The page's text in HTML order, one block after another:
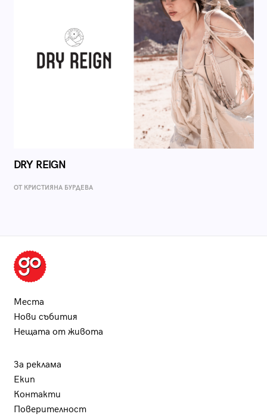
DRY REIGN
ОТ КРИСТИЯНА БУРДЕВА
Места
Нови събития
Нещата от живота
За реклама
Екип
Контакти
Поверителност